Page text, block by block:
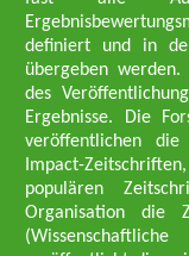
definiert und in
übergeben
des
Ergebnisse. Die
veröffentlichen die
Impact-
populären
Organisation die